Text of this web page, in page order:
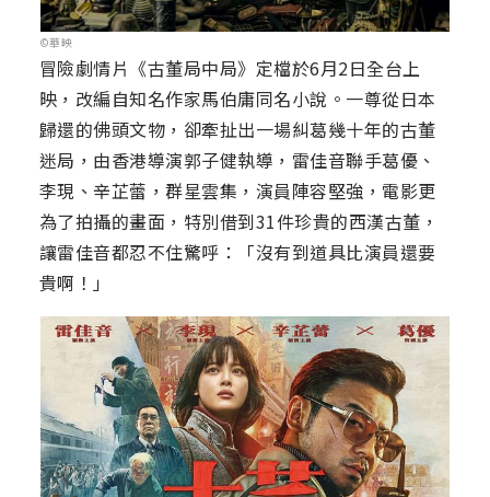
©華映
冒險劇情片《古董局中局》定檔於6月2日全台上
映，改編自知名作家馬伯庸同名小說。一尊從日本
歸還的佛頭文物，卻牽扯出一場糾葛幾十年的古董
迷局，由香港導演郭子健執導，雷佳音聯手葛優、
李現、辛芷蕾，群星雲集，演員陣容堅強，電影更
為了拍攝的畫面，特別借到31件珍貴的西漢古董，
讓雷佳音都忍不住驚呼：「沒有到道具比演員還要
貴啊！」